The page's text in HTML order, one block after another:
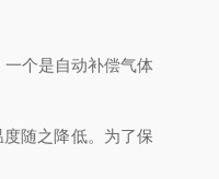
个是自动补偿气体
随之降低。为了保